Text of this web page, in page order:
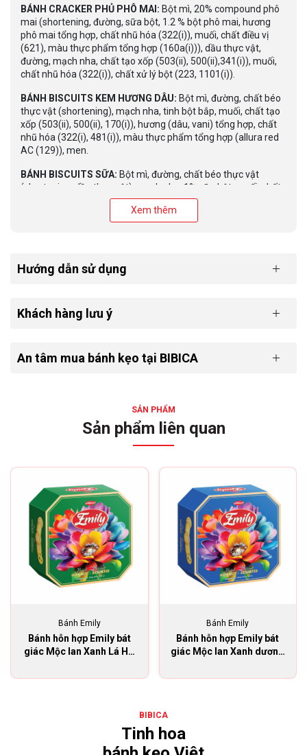
BÁNH CRACKER PHỦ PHÔ MAI: Bột mì, 20% compound phô
mai (shortening, đường, sữa bột, 1.2 % bột phô mai, hương
phô mai tổng hợp, chất nhũ hóa (322(i)), muối, chất điều vị
(621), màu thực phẩm tổng hợp (160a(i))), dầu thực vật,
đường, mạch nha, chất tạo xốp (503(ii), 500(ii),341(i)), muối,
chất nhũ hóa (322(i)), chất xử lý bột (223, 1101(i)).
BÁNH BISCUITS KEM HƯƠNG DÂU: Bột mì, đường, chất béo
thực vật (shortening), mạch nha, tinh bột bắp, muối, chất tạo
xốp (503(ii), 500(ii), 170(i)), hương (dâu, vani) tổng hợp, chất
nhũ hóa (322(i), 481(i)), màu thực phẩm tổng hợp (allura red
AC (129)), men.
BÁNH BISCUITS SỮA: Bột mì, đường, chất béo thực vật
(shortening, dầu thực vật), mạch nha, 1% sữa bột, muối, chất
tạo xốp (503(ii), 500(ii)), chất nhũ hóa (322(i)), hương ( sữa,
vani) tổng hợp, màu thực phẩm tổng hợp ( beta-caroten
vật (shortening, dầu thực vật), mạch nha, 1% sữa bột, muối,
chất tạo xốp (503(ii), 500(ii)), chất nhũ hóa (322(i)), hương (
Xem thêm
Hướng dẫn sử dụng
Khách hàng lưu ý
An tâm mua bánh kẹo tại BIBICA
SẢN PHẨM
Sản phẩm liên quan
Bánh Emily
Bánh hỗn hợp Emily bát
giác Mộc lan Xanh Lá HG
Bánh Emily
Bánh hỗn hợp Emily bát
giác Mộc lan Xanh dương
BIBICA
Tinh hoa